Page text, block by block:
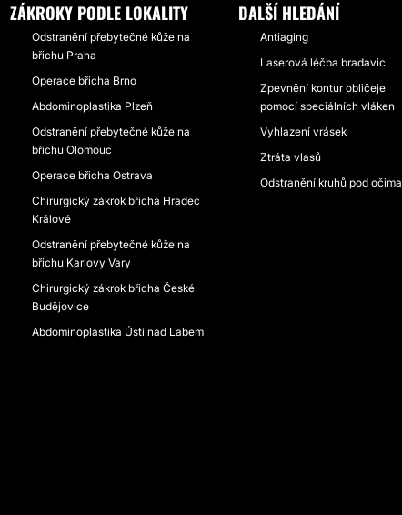
ZÁKROKY PODLE LOKALITY
Odstranění přebytečné kůže na
břichu Praha
Operace břicha Brno
Abdominoplastika Plzeň
Odstranění přebytečné kůže na
břichu Olomouc
Operace břicha Ostrava
Chirurgický zákrok břicha Hradec
Králové
Odstranění přebytečné kůže na
břichu Karlovy Vary
Chirurgický zákrok břicha České
Budějovice
Abdominoplastika Ústí nad Labem
DALŠÍ HLEDÁNÍ
Antiaging
Laserová léčba bradavic
Zpevnění kontur obličeje
pomocí speciálních vláken
Vyhlazení vrásek
Ztráta vlasů
Odstranění kruhů pod očima